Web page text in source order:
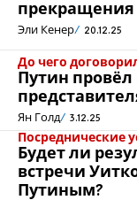
Эли Кенер 20.12.25
До чего
Путин провёл
Ян Голд 3.12.25
Посреднические
Будет ли
встречи
Путиным?